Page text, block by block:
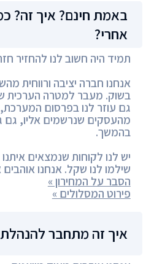
באמת חינם? איך זה?
אחרי?
תמיד היה חשוב לנו להחזיר
אנחנו חברה יציבה ורווחית
בשוק. מעבר למטרה הערכית
גם עוזר לנו בפרסום
מהעסקים שנרשמים אליו, גם
בהמשך.
יש לנו לקוחות שנמצאים
שילמו לנו שקל. אנחנו
הסבר על המחירון »
פירוט המסלולים »
איך זה מתחבר